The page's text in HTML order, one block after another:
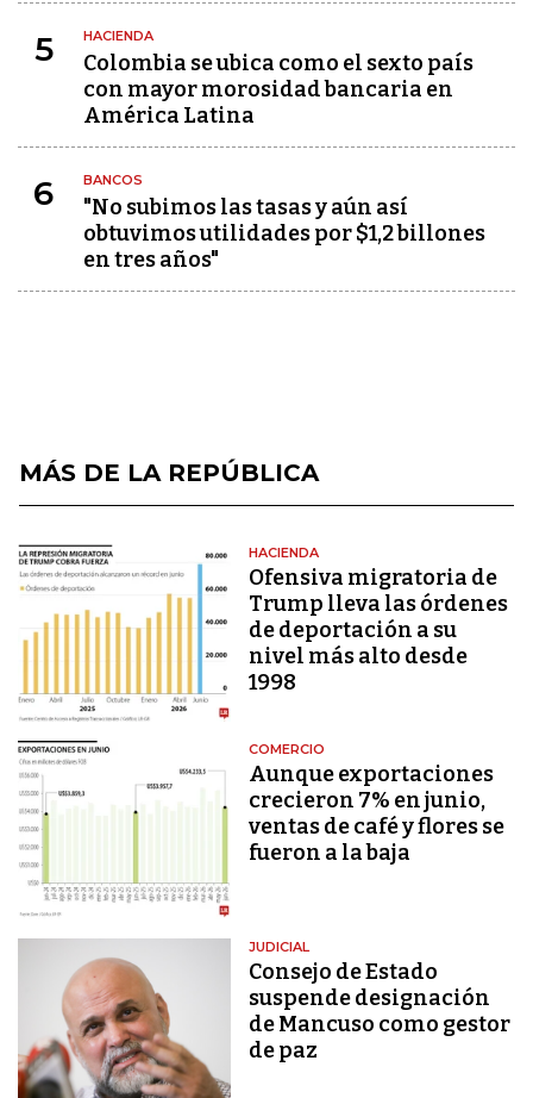
5 HACIENDA
Colombia se ubica como el sexto país
con mayor morosidad bancaria en
América Latina
6 BANCOS
"No subimos las tasas y aún así
obtuvimos utilidades por $1,2 billones
en tres años"
MÁS DE LA REPÚBLICA
HACIENDA
Ofensiva migratoria de
Trump lleva las órdenes
de deportación a su
nivel más alto desde
1998
COMERCIO
Aunque exportaciones
crecieron 7% en junio,
ventas de café y flores se
fueron a la baja
JUDICIAL
Consejo de Estado
suspende designación
de Mancuso como gestor
de paz